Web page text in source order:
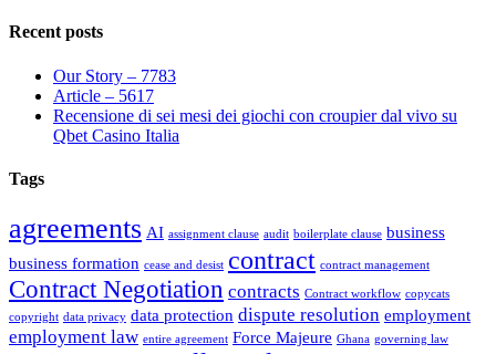
Recent posts
Our Story – 7783
Article – 5617
Recensione di sei mesi dei giochi con croupier dal vivo su
Qbet Casino Italia
Tags
agreements AI assignment clause audit boilerplate clause business
business formation cease and desist contract contract management
Contract Negotiation contracts Contract workflow copycats
copyright data privacy data protection dispute resolution employment
employment law entire agreement Force Majeure Ghana governing law